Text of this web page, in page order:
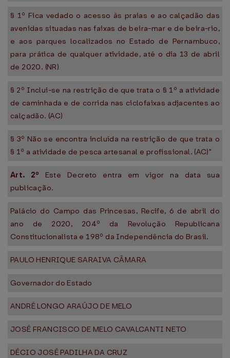
§ 1º Fica vedado o acesso às praias e ao calçadão das
avenidas situadas nas faixas de beira-mar e de beira-rio,
e aos parques localizados no Estado de Pernambuco,
para prática de qualquer atividade, até o dia 13 de abril
de 2020. (NR)
§ 2º Inclui-se na restrição de que trata o § 1º a atividade
de caminhada e de corrida nas ciclofaixas adjacentes ao
calçadão. (AC)
§ 3º Não se encontra incluída na restrição de que trata o
§ 1º a atividade de pesca artesanal e profissional. (AC)"
Art. 2º Este Decreto entra em vigor na data sua
publicação.
Palácio do Campo das Princesas, Recife, 6 de abril do
ano de 2020, 204º da Revolução Republicana
Constitucionalista e 198º da Independência do Brasil.
PAULO HENRIQUE SARAIVA CÂMARA
Governador do Estado
ANDRÉ LONGO ARAÚJO DE MELO
JOSÉ FRANCISCO DE MELO CAVALCANTI NETO
DÉCIO JOSÉ PADILHA DA CRUZ